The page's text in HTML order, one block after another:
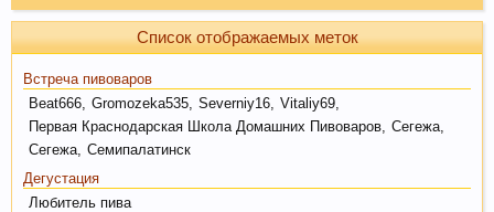
Пиво содержит витамин В, который помогает
нам поддерживать здоровую кожу, нужный
мышечный тонус, борется с заболеваниями
сердечно-сосудистой и иммунной системы.
Список отображаемых меток
Встреча пивоваров
Beat666, Gromozeka535, Severniy16, Vitaliy69,
Первая Краснодарская Школа Домашних Пивоваров, Сегежа,
Сегежа, Семипалатинск
Дегустация
Любитель пива